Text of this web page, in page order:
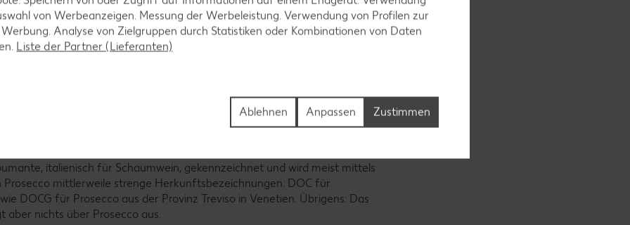
Regionen sowie aus Belgien und Luxemburg bezeichnet.
aber trotzdem günstiger. Ein weiterer Unterschied besteht im
einem Druck von sechs bar steht, weist Crémant nur einen Überdruck
der Halbinsel Krim benannt, wird er auch in anderen Teilen der Ukraine
Champagner oder Schampanskoje. Das Besondere: Krimsekt wird
hergestellt. Aus diesem Grund ist er deutlich teurer als deutscher Sekt,
und werden mit dem Begriff Frizzante gekennzeichnet. Doch man
italienisch für Schaumwein, gekennzeichnet und wird meist mittels
mittlerweile strenge Herkunftsbezeichnungen: DOC für
DOCG für Prosecco aus der Provinz Treviso in Venetien. Übrigens: Das
aber nichts über Prosecco aus.
von Werbeanzeigen. Messung der Werbeleistung. Verwendung von Profilen zur
Analyse von Zielgruppen durch Statistiken oder Kombinationen von Daten
Liste der Partner (Lieferanten)
Zustimmen
Anpassen
Ablehnen